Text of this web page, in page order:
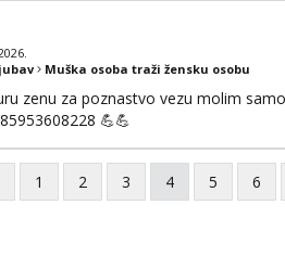
Muška osoba traži žensku osobu
zenu za poznastvo vezu molim
💪💪
1 2 3 4 5 6